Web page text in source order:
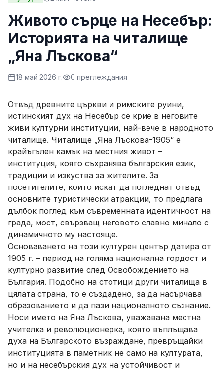
Живото сърце на Несебър:
Историята на читалище
„Яна Лъскова“
18 май 2026 г. 0 преглеждания
Отвъд древните църкви и римските руини,
истинският дух на Несебър се крие в неговите
живи културни институции, най-вече в народното
читалище. Читалище „Яна Лъскова-1905“ е
крайъгълен камък на местния живот –
институция, която съхранява българския език,
традиции и изкуства за жителите. За
посетителите, които искат да погледнат отвъд
основните туристически атракции, то предлага
дълбок поглед към съвременната идентичност на
града, мост, свързващ неговото славно минало с
динамичното му настояще.
Основаването на този културен център датира от
1905 г. – период на голяма национална гордост и
културно развитие след Освобождението на
България. Подобно на стотици други читалища в
цялата страна, то е създадено, за да насърчава
образованието и да пази националното съзнание.
Носи името на Яна Лъскова, уважавана местна
учителка и революционерка, която въплъщава
духа на Българското възраждане, превръщайки
институцията в паметник не само на културата,
но и на несебърския дух на устойчивост и